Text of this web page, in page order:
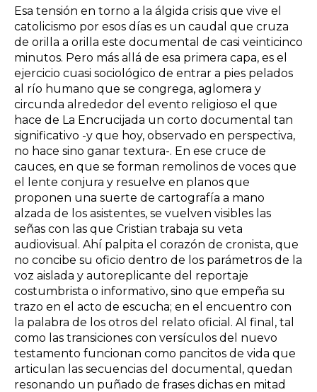
Esa tensión en torno a la álgida crisis que vive el
catolicismo por esos días es un caudal que cruza
de orilla a orilla este documental de casi veinticinco
minutos. Pero más allá de esa primera capa, es el
ejercicio cuasi sociológico de entrar a pies pelados
al río humano que se congrega, aglomera y
circunda alrededor del evento religioso el que
hace de La Encrucijada un corto documental tan
significativo -y que hoy, observado en perspectiva,
no hace sino ganar textura-. En ese cruce de
cauces, en que se forman remolinos de voces que
el lente conjura y resuelve en planos que
proponen una suerte de cartografía a mano
alzada de los asistentes, se vuelven visibles las
señas con las que Cristian trabaja su veta
audiovisual. Ahí palpita el corazón de cronista, que
no concibe su oficio dentro de los parámetros de la
voz aislada y autoreplicante del reportaje
costumbrista o informativo, sino que empeña su
trazo en el acto de escucha; en el encuentro con
la palabra de los otros del relato oficial. Al final, tal
como las transiciones con versículos del nuevo
testamento funcionan como pancitos de vida que
articulan las secuencias del documental, quedan
resonando un puñado de frases dichas en mitad